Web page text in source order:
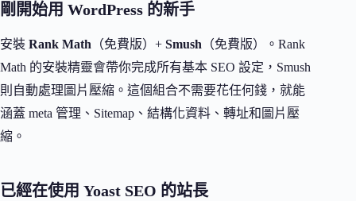
剛開始用 WordPress 的新手
安裝 Rank Math （免費版）+ Smush （免費版）。Rank
Math 的安裝精靈會帶你完成所有基本 SEO 設定，Smush
則自動處理圖片壓縮。這個組合不需要花任何錢，就能
涵蓋 meta 管理、Sitemap、結構化資料、轉址和圖片壓
縮。
已經在使用 Yoast SEO 的站長